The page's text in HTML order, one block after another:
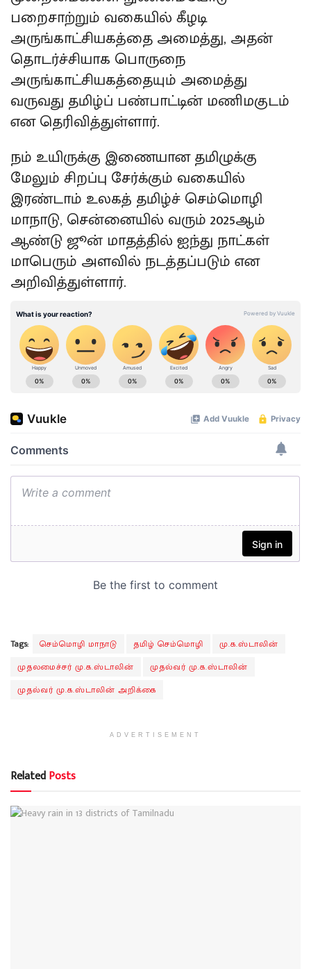
பறைசாற்றும் வகையில் கீழடி
அருங்காட்சியகத்தை அமைத்து, அதன்
தொடர்ச்சியாக பொருநை
அருங்காட்சியகத்தையும் அமைத்து
வருவது தமிழ்ப் பண்பாட்டின் மணிமகுடம்
என தெரிவித்துள்ளார்.
நம் உயிருக்கு இணையான தமிழுக்கு
மேலும் சிறப்பு சேர்க்கும் வகையில்
இரண்டாம் உலகத் தமிழ்ச் செம்மொழி
மாநாடு, சென்னையில் வரும் 2025ஆம்
ஆண்டு ஜூன் மாதத்தில் ஐந்து நாட்கள்
மாபெரும் அளவில் நடத்தப்படும் என
அறிவித்துள்ளார்.
Tags: செம்மொழி மாநாடு தமிழ் செம்மொழி
மு.க.ஸ்டாலின்
முதலமைச்சர் மு.க.ஸ்டாலின்
முதல்வர் மு.க.ஸ்டாலின்
முதல்வர் மு.க.ஸ்டாலின் அறிக்கை
ADVERTISEMENT
RelatedPosts